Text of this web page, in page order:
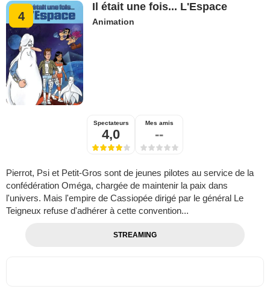
4
Il était une fois... L'Espace
Animation
Spectateurs
4,0
Mes amis
--
Pierrot, Psi et Petit-Gros sont de jeunes pilotes au service de la
confédération Oméga, chargée de maintenir la paix dans
l'univers. Mais l'empire de Cassiopée dirigé par le général Le
Teigneux refuse d'adhérer à cette convention...
STREAMING